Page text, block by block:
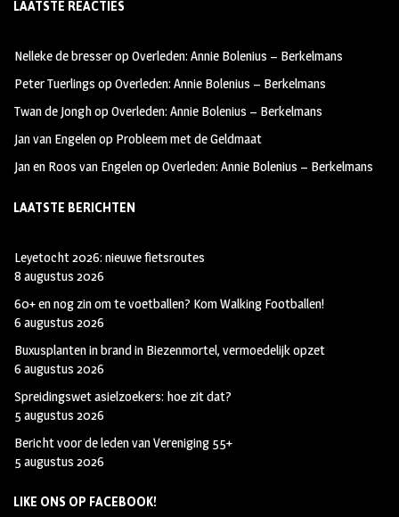
b
oo
k
ag
m
tt
LAATSTE REACTIES
Nelleke de bresseropOverleden: Annie Bolenius – Berkelmans
Peter Tuerlings opOverleden: Annie Bolenius – Berkelmans
Twan de JonghopOverleden: Annie Bolenius – Berkelmans
Jan van Engelenop Probleem met de Geldmaat
Jan en Roos van EngelenopOverleden: Annie Bolenius – Berkelmans
LAATSTE BERICHTEN
Leyetocht 2026: nieuwe fietsroutes
8 augustus 2026
60+ en nog zin om te voetballen? Kom Walking Footballen!
6 augustus 2026
Buxusplanten in brand in Biezenmortel, vermoedelijk opzet
6 augustus 2026
Spreidingswet asielzoekers: hoe zit dat?
5 augustus 2026
Bericht voor de leden van Vereniging 55+
5 augustus 2026
LIKE ONS OP FACEBOOK!